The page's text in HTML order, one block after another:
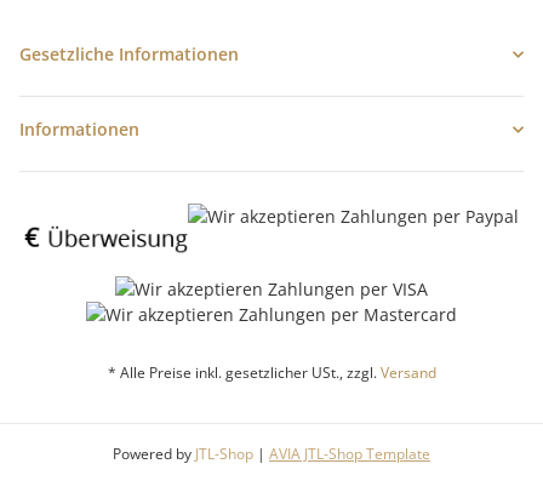
Gesetzliche Informationen
Informationen
* Alle Preise inkl. gesetzlicher USt., zzgl.Versand
Powered by JTL-Shop | AVIA JTL-Shop Template